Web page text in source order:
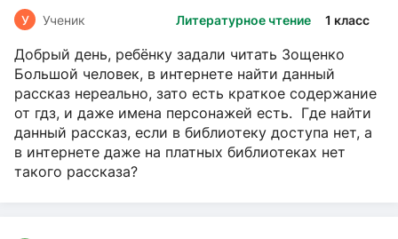
Литературное чтение 1 класс
У Ученик
Добрый день, ребёнку задали читать Зощенко
Большой человек, в интернете найти данный
рассказ нереально, зато есть краткое содержание
от гдз, и даже имена персонажей есть. Где найти
данный рассказ, если в библиотеку доступа нет, а
в интернете даже на платных библиотеках нет
такого рассказа?